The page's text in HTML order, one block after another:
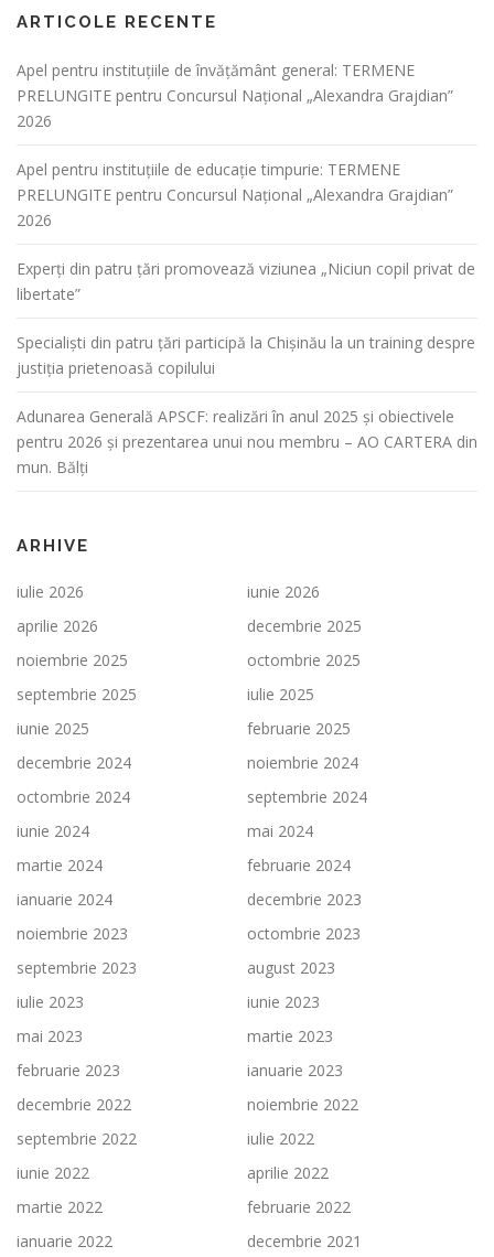
ARTICOLE RECENTE
Apel pentru instituțiile de învățământ general: TERMENE
PRELUNGITE pentru Concursul Național „Alexandra Grajdian”
2026
Apel pentru instituțiile de educație timpurie: TERMENE
PRELUNGITE pentru Concursul Național „Alexandra Grajdian”
2026
Experți din patru țări promovează viziunea „Niciun copil privat de
libertate”
Specialiști din patru țări participă la Chișinău la un training despre
justiția prietenoasă copilului
Adunarea Generală APSCF: realizări în anul 2025 și obiectivele
pentru 2026 și prezentarea unui nou membru – AO CARTERA din
mun. Bălți
ARHIVE
iulie 2026
iunie 2026
aprilie 2026
decembrie 2025
noiembrie 2025
octombrie 2025
septembrie 2025
iulie 2025
iunie 2025
februarie 2025
decembrie 2024
noiembrie 2024
octombrie 2024
septembrie 2024
iunie 2024
mai 2024
martie 2024
februarie 2024
ianuarie 2024
decembrie 2023
noiembrie 2023
octombrie 2023
septembrie 2023
august 2023
iulie 2023
iunie 2023
mai 2023
martie 2023
februarie 2023
ianuarie 2023
decembrie 2022
noiembrie 2022
septembrie 2022
iulie 2022
iunie 2022
aprilie 2022
martie 2022
februarie 2022
ianuarie 2022
decembrie 2021